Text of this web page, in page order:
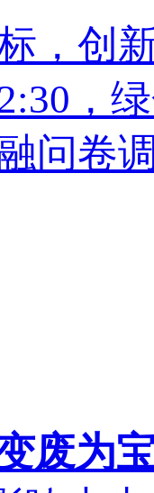
，创
，
问卷
废为